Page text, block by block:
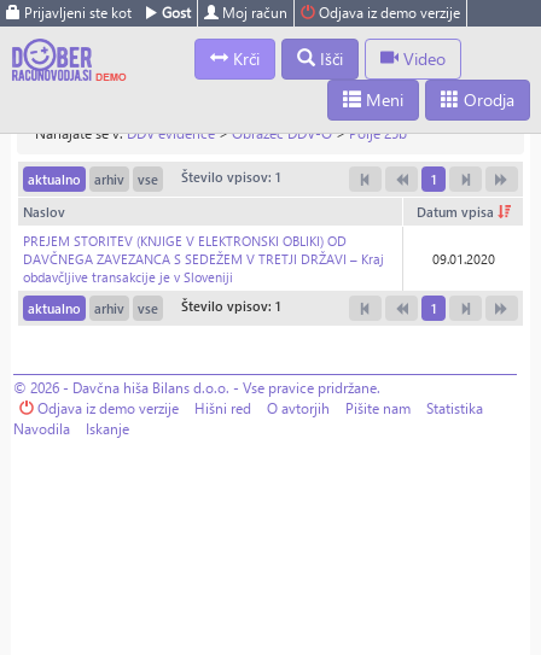
Prijavljeni ste kot Gost Moj račun Odjava iz demo verzije
Krči Išči
Video
Orodja
Meni
Nahajate se v:DDV evidence>Obrazec DDV-O>Polje 25b
aktualno arhiv vse Število vpisov: 1 1
Naslov
Datum vpisa
PREJEM STORITEV (KNJIGE V ELEKTRONSKI OBLIKI) OD
DAVČNEGA ZAVEZANCA S SEDEŽEM V TRETJI DRŽAVI – Kraj
obdavčljive transakcije je v Sloveniji
09.01.2020
aktualno arhiv vse Število vpisov: 1 1
© 2026 - Davčna hiša Bilans d.o.o. - Vse pravice pridržane.
Odjava iz demo verzije
Hišni red O avtorjih Pišite nam
Statistika
Navodila
Iskanje